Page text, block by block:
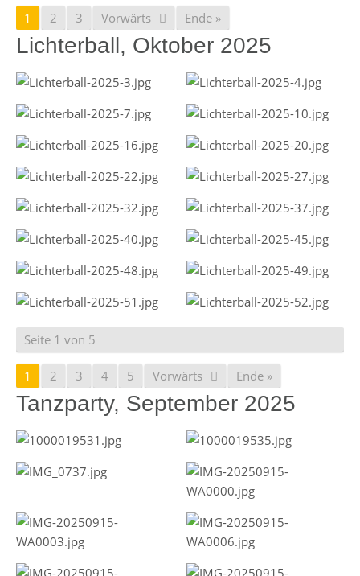
1 2 3 Vorwärts Ende »
Lichterball, Oktober 2025
Seite 1 von 5
1 2 3 4 5 Vorwärts Ende »
Tanzparty, September 2025